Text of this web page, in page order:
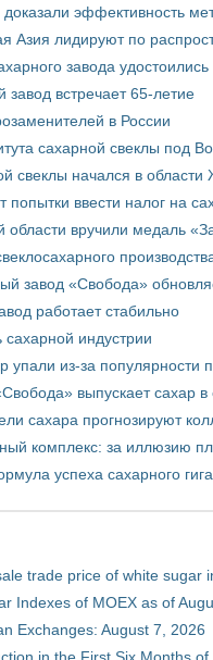
эффективность
Азия лидируют по
завода удостоились
завод встречает 65-летие
в России
сахарной свеклы под
свеклы начался в области
попытки ввести налог на
области вручили медаль
завод «Свобода»
работает стабильно
индустрии
из-за популярности
выпускает сахар в
сахара прогнозируют
комплекс: за иллюзию
успеха сахарного
trade price of white sugar
Indexes of MOEX as of
Exchanges: August 7, 2026